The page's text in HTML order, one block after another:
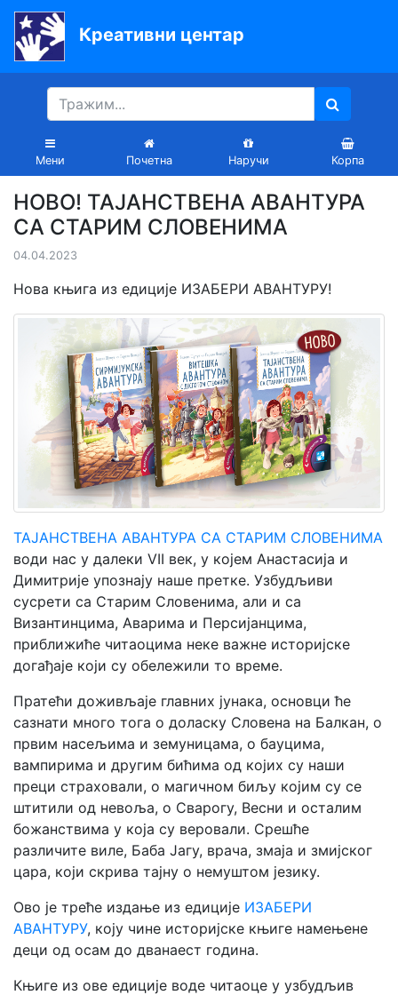
Креативни центар
Мени Почетна Наручи Корпа
Почетна
Књиге
Уџбеници
вртиће
Лектира
Акције
Блог
Latinica
Мој
НОВО! ТАЈАНСТВЕНА АВАНТУРА
СА СТАРИМ СЛОВЕНИМА
04.04.2023
Нова књига из едиције ИЗАБЕРИ АВАНТУРУ!
ТАЈАНСТВЕНА АВАНТУРА СА СТАРИМ СЛОВЕНИМА
води нас у далеки VII век, у којем Анастасија и
Димитрије упознају наше претке. Узбудљиви
сусрети са Старим Словенима, али и са
Византинцима, Аварима и Персијанцима,
приближиће читаоцима неке важне историјске
догађаје који су обележили то време.
Пратећи доживљаје главних јунака, основци ће
сазнати много тога о доласку Словена на Балкан, о
првим насељима и земуницама, о бауцима,
вампирима и другим бићима од којих су наши
преци страховали, о магичном биљу којим су се
штитили од невоља, о Сварогу, Весни и осталим
божанствима у која су веровали. Срешће
различите виле, Баба Јагу, врача, змаја и змијског
цара, који скрива тајну о немуштом језику.
Ово је треће издање из едиције ИЗАБЕРИ
АВАНТУРУ, коју чине историјске књиге намењене
деци од осам до дванаест година.
Књиге из ове едиције воде читаоце у узбудљив